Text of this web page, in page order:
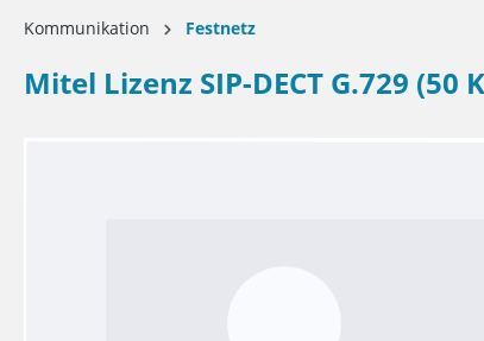
Kommunikation Festnetz
Mitel Lizenz SIP-DECT G.729 (50